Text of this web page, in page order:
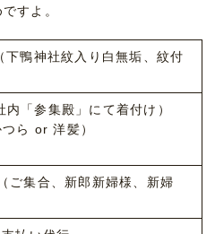
すよ。
下鴨神社紋入り白無垢、紋付
内「参集殿」にて着付け）
ら or 洋髪）
ご集合、新郎新婦様、新婦